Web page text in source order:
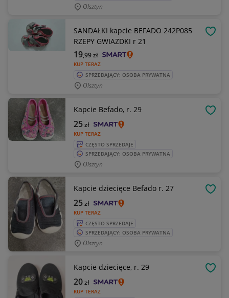
Olsztyn
SANDAŁKI kapcie BEFADO 242P085
RZEPY GWIAZDKI r 21
KUP TERAZ
19,99zł
SPRZEDAJĄCY: OSOBA PRYWATNA
Olsztyn
Kapcie Befado, r. 29
KUP TERAZ
25zł
CZĘSTO SPRZEDAJE
SPRZEDAJĄCY: OSOBA PRYWATNA
Olsztyn
Kapcie dziecięce Befado r. 27
KUP TERAZ
25zł
CZĘSTO SPRZEDAJE
SPRZEDAJĄCY: OSOBA PRYWATNA
Olsztyn
Kapcie dziecięce, r. 29
KUP TERAZ
20zł